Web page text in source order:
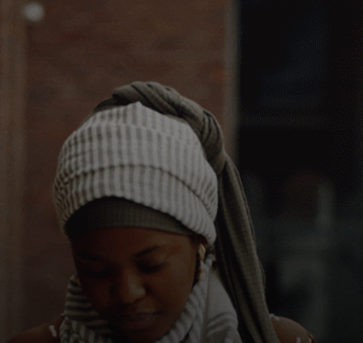
Para ti
Para empresas
Para el mundo
Para innovadores
Noticias y tendencias